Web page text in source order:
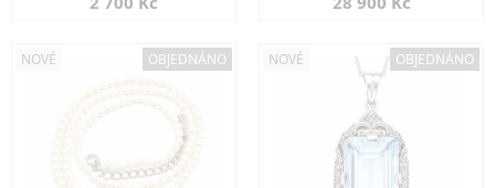
NOVÉ OBJEDNÁNO NOVÉ OBJEDNÁNO